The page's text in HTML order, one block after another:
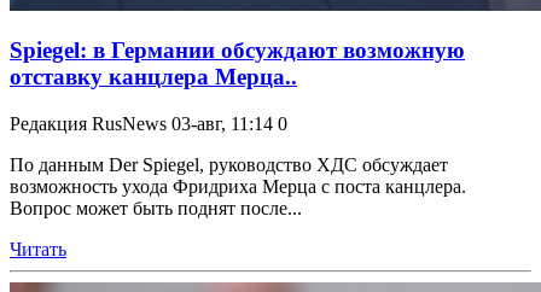
Spiegel: в Германии обсуждают возможную
отставку канцлера Мерца..
Редакция RusNews 03-авг, 11:14 0
По данным Der Spiegel, руководство ХДС обсуждает
возможность ухода Фридриха Мерца с поста канцлера.
Вопрос может быть поднят после...
Читать